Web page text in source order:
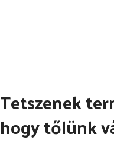
Tetszenek
hogy tőlünk